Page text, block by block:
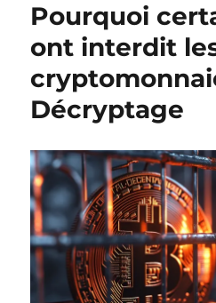
Pourquoi
ont interdit
Décryptage